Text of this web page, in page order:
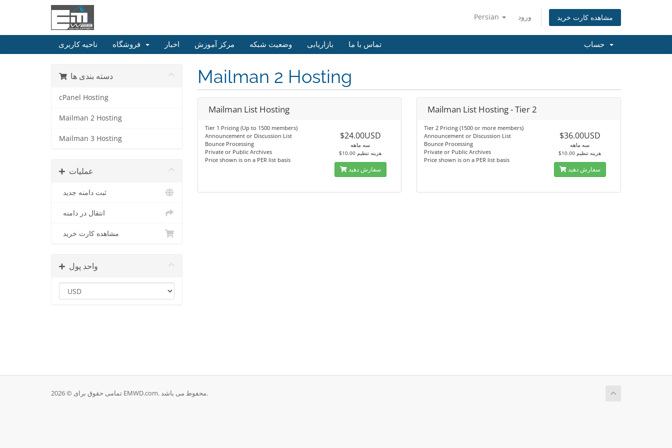
Persian ورود مشاهده کارت خرید
ناحیه کاربری اخبار مرکز آموزش وضعیت شبکه بازاریابی تماس با ما
دسته بندی ها
cPanel Hosting
Mailman 2 Hosting
Mailman 3 Hosting
عملیات
ثبت دامنه جدید
انتقال در دامنه
مشاهده کارت خرید
واحد پول
Mailman 2 Hosting
Mailman List Hosting
Tier 1 Pricing (Up to 1500 members)
Announcement or Discussion List
Bounce Processing
Private or Public Archives
Price shown is on a PER list basis
$24.00USD
سه ماهه
$10.00 هزینه تنظیم
سفارش دهید
Mailman List Hosting - Tier 2
Tier 2 Pricing (1500 or more members)
Announcement or Discussion List
Bounce Processing
Private or Public Archives
Price shown is on a PER list basis
$36.00USD
سه ماهه
$10.00 هزینه تنظیم
سفارش دهید
تمامی حقوق برای © 2026 EMWD.com. محفوط می باشد.